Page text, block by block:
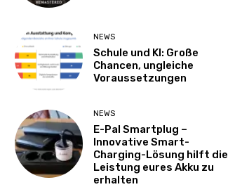
NEWS
Schule und KI: Große
Chancen, ungleiche
Voraussetzungen
NEWS
E-Pal Smartplug –
Innovative Smart-
Charging-Lösung hilft die
Leistung eures Akku zu
erhalten